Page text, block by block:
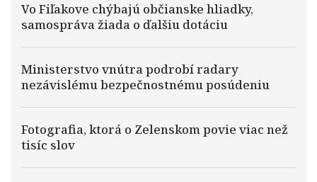
Vo Fiľakove chýbajú občianske hliadky,
samospráva žiada o ďalšiu dotáciu
Ministerstvo vnútra podrobí radary
nezávislému bezpečnostnému posúdeniu
Fotografia, ktorá o Zelenskom povie viac než
tisíc slov